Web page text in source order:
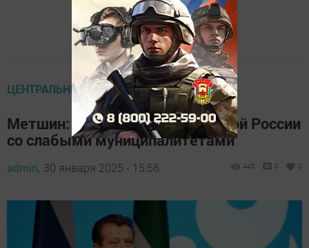
ЦЕНТРАЛЬНЫЕ НОВОСТИ
Метшин: Не может быть сильной России
со слабыми муниципалитетами
admin, 30 января 2025 - 15:56 445 0 0